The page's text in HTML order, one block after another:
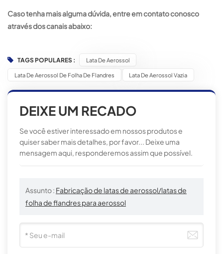
Caso tenha mais alguma dúvida, entre em contato conosco
através dos canais abaixo:
TAGS POPULARES : Lata De Aerossol
Lata De Aerossol De Folha De Flandres Lata De Aerossol Vazia
DEIXE UM RECADO
Se você estiver interessado em nossos produtos e
quiser saber mais detalhes, por favor... Deixe uma
mensagem aqui, responderemos assim que possível.
Assunto : Fabricação de latas de aerossol/latas de
folha de flandres para aerossol